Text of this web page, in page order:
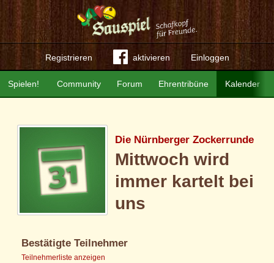
Registrieren aktivieren Einloggen
Community Forum Ehrentribüne Kalender
Spielen!
Die Nürnberger Zockerrunde
Mittwoch wird
immer kartelt bei
uns
Bestätigte Teilnehmer
Teilnehmerliste anzeigen